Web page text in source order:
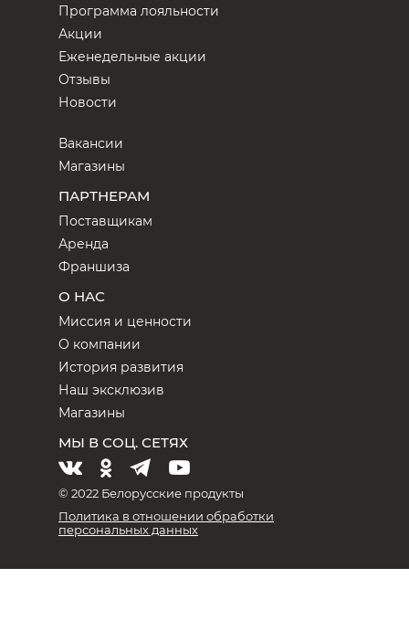
Программа лояльности
Акции
Еженедельные акции
Отзывы
Новости
Вакансии
Магазины
ПАРТНЕРАМ
Поставщикам
Аренда
Франшиза
О НАС
Миссия и ценности
О компании
История развития
Наш эксклюзив
Магазины
МЫ В СОЦ. СЕТЯХ
© 2022 Белорусские продукты
Политика в отношении обработки
персональных данных